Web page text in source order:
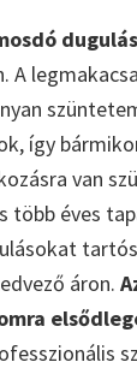
A
így
van
több éves
áron.